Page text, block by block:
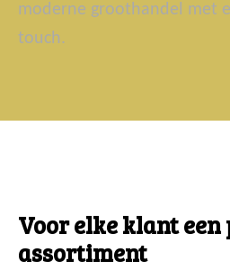
moderne groothandel met
touch.
Voor elke klant een
assortiment